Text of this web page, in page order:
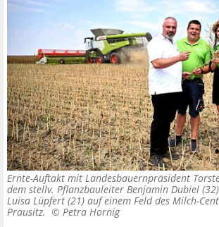
Ernte-Auftakt mit Landesbauernpräsident
dem stellv. Pflanzbauleiter Benjamin Dubiel
Luisa Lüpfert (21) auf einem Feld des Milch-
Prausitz. © Petra Hornig